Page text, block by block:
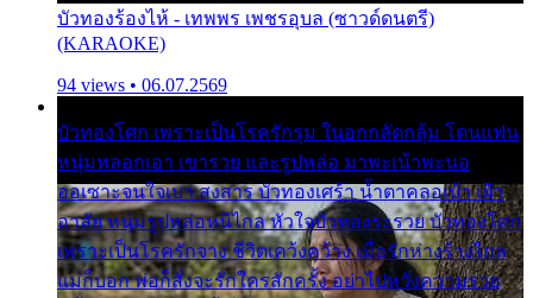
บัวทองร้องไห้ - เทพพร เพชรอุบล (ซาวด์ดนตรี)
(KARAOKE)
94 views • 06.07.2569
บัวทองโศก เพราะเป็นโรครักรุม ในอกกลัดกลุ้ม โดนแฟน
หนุ่มหลอกเอา เขารวย และรูปหล่อ มาพะเน้าพะนอ
ออเซาะจนใจเบา สงสาร บัวทองเศร้า น้ำตาคลอเบ้า เฝ้า
อาลัย หนุ่มรูปหล่อหนีไกล หัวใจบัวทองระรวย บัวทองโศก
เพราะเป็นโรครักจาง ชีวิตเคว้งคว้าง เมื่อรักห่างร้างไกล
แม่ก็บอก พ่อก็สั่งจะรักใครสักครั้ง อย่าไปหวังความรวย